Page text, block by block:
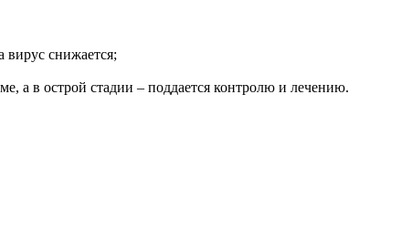
вирус снижается;
а в острой стадии – поддается контролю и лечению.